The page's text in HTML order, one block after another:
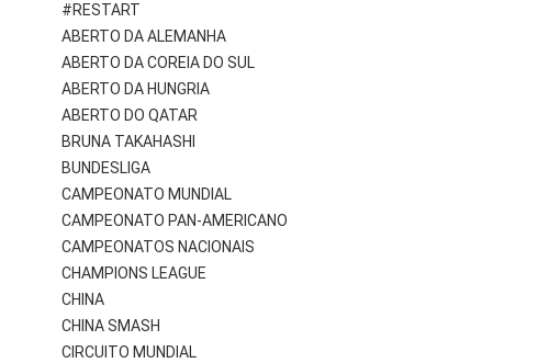
#RESTART
ABERTO DA ALEMANHA
ABERTO DA COREIA DO SUL
ABERTO DA HUNGRIA
ABERTO DO QATAR
BRUNA TAKAHASHI
BUNDESLIGA
CAMPEONATO MUNDIAL
CAMPEONATO PAN-AMERICANO
CAMPEONATOS NACIONAIS
CHAMPIONS LEAGUE
CHINA
CHINA SMASH
CIRCUITO MUNDIAL